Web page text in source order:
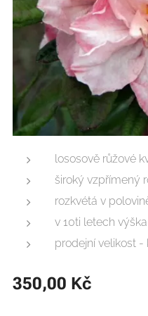
lososově růžové
široký vzpřímený
rozkvétá v
v 10ti letech
prodejní velikost -
350,00 Kč